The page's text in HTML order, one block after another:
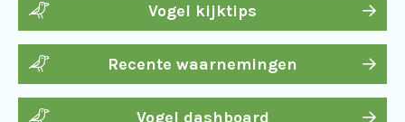
Vogel kijktips
Recente waarnemingen
Vogel dashboard